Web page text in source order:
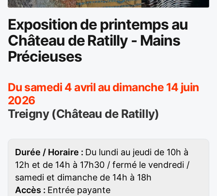
Exposition de printemps au
Château de Ratilly - Mains
Précieuses
Du samedi 4 avril au dimanche 14 juin
2026
Treigny (Château de Ratilly)
Durée / Horaire : Du lundi au jeudi de 10h à
12h et de 14h à 17h30 / fermé le vendredi /
samedi et dimanche de 14h à 18h
Accès : Entrée payante